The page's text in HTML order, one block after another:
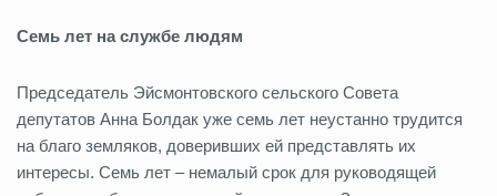
Семь лет на службе людям
Председатель Эйсмонтовского сельского Совета
депутатов Анна Болдак уже семь лет неустанно трудится
на благо земляков, доверивших ей представлять их
интересы. Семь лет – немалый срок для руководящей